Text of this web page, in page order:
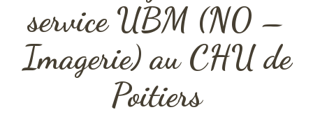
service UBM (N0 –
Imagerie) au CHU de
Poitiers